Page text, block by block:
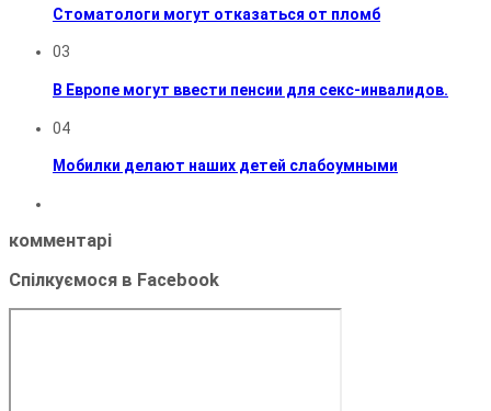
Стоматологи могут отказаться от пломб
03
В Европе могут ввести пенсии для секс-инвалидов.
04
Мобилки делают наших детей слабоумными
комментарі
Спілкуємося в Facebook